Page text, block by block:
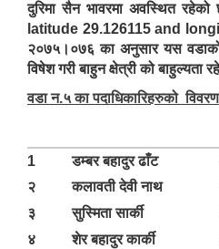
दुरिमा सैन भावरमा अवस्थित
latitude 29.126115 and
२०७५।०७६ का अनुसार यस
विषेश गरी बाहुन क्षेत्री को
वडा न.५ का पदाधिकारिहरुको
1 डम्बर बहादुर ढाँट
२
कलावती देवी नाथ
३
सुस्मिता सार्की
४
शेर बहादुर कार्की